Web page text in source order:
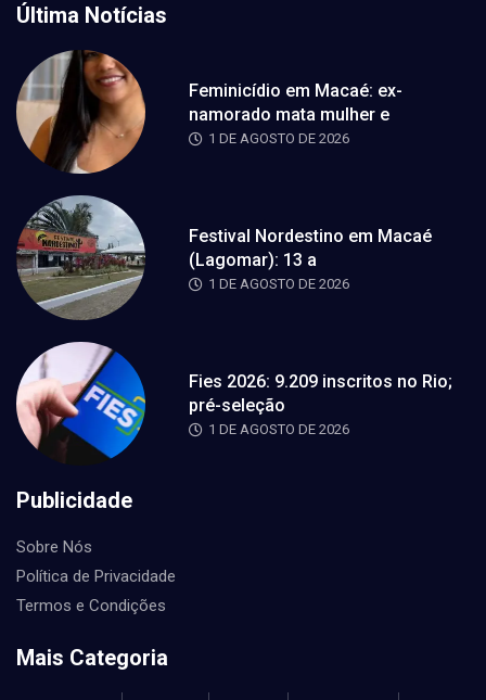
Última Notícias
Feminicídio em Macaé: ex-
namorado mata mulher e
1 DE AGOSTO DE 2026
Festival Nordestino em Macaé
(Lagomar): 13 a
1 DE AGOSTO DE 2026
Fies 2026: 9.209 inscritos no Rio;
pré-seleção
1 DE AGOSTO DE 2026
Publicidade
Sobre Nós
Política de Privacidade
Termos e Condições
Mais Categoria